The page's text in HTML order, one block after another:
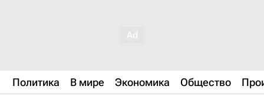
Политика В мире Экономика Общество